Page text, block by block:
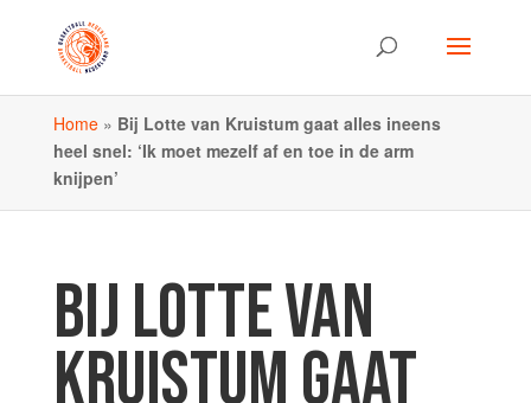
Home» Bij Lotte van Kruistum gaat alles ineens
heel snel: ‘Ik moet mezelf af en toe in de arm
knijpen’
BIJ LOTTE VAN
KRUISTUM GAAT